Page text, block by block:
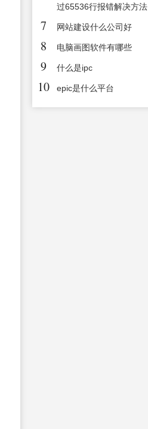
过65536行报错解决方法
7 网站建设什么公司好
8 电脑画图软件有哪些
9 什么是ipc
10 epic是什么平台